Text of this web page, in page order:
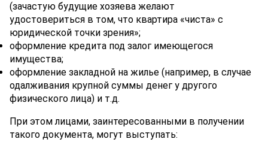
(зачастую будущие хозяева желают
удостовериться в том, что квартира «чиста» с
юридической точки зрения»;
оформление кредита под залог имеющегося
имущества;
оформление закладной на жилье (например, в случае
одалживания крупной суммы денег у другого
физического лица) и т.д.
При этом лицами, заинтересованными в получении
такого документа, могут выступать: